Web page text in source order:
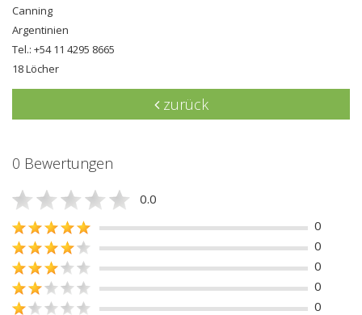
Canning
Argentinien
Tel.: +54 11 4295 8665
18 Löcher
zurück
0 Bewertungen
0.0
0
0
0
0
0